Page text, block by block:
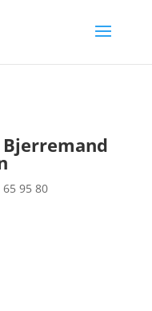
95 80